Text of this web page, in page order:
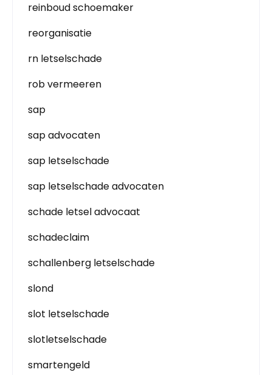
reinboud schoemaker
reorganisatie
rn letselschade
rob vermeeren
sap
sap advocaten
sap letselschade
sap letselschade advocaten
schade letsel advocaat
schadeclaim
schallenberg letselschade
slond
slot letselschade
slotletselschade
smartengeld